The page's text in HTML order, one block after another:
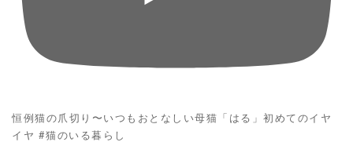
恒例猫の爪切り〜いつもおとなしい母猫「はる」初めてのイヤ
イヤ #猫のいる暮らし